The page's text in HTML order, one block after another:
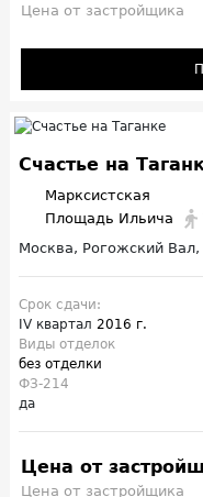
Цена от застройщика
Счастье на
Марксистская
Площадь Ильича
Москва, Рогожский Вал,
Срок сдачи:
IV квартал 2016 г.
Виды отделок
без отделки
ФЗ-214
да
Цена от
Цена от застройщика